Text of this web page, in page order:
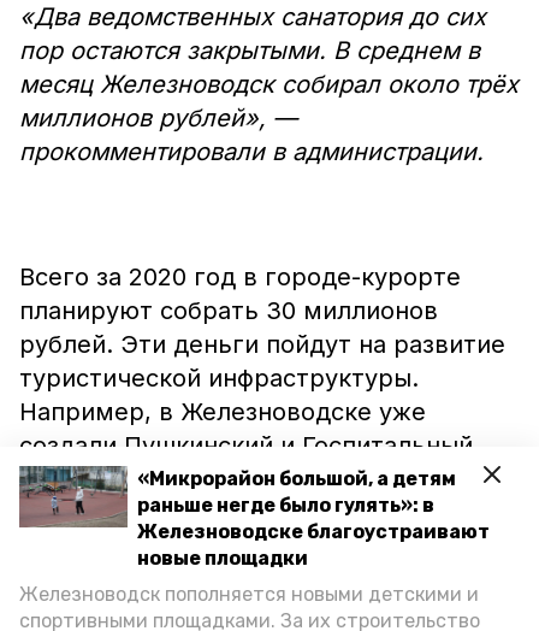
«Микрорайон большой, а детям
раньше негде было гулять»: в
Железноводске благоустраивают
новые площадки
Железноводск пополняется новыми детскими и
спортивными площадками. За их строительство
«Два ведомственных санатория до сих
пор остаются закрытыми. В среднем в
месяц Железноводск собирал около трёх
миллионов рублей», —
прокомментировали в администрации.
Всего за 2020 год в городе-курорте
планируют собрать 30 миллионов
рублей. Эти деньги пойдут на развитие
туристической инфраструктуры.
Например, в Железноводске уже
создали Пушкинский и Госпитальный
терренкуры на средства сбора. А
собранные в 2018 году средства
направилина капитальный ремонт
Лермонтовского терренкура.